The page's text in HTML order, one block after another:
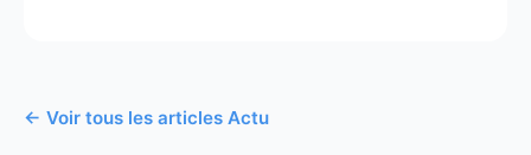
← Voir tous les articles Actu